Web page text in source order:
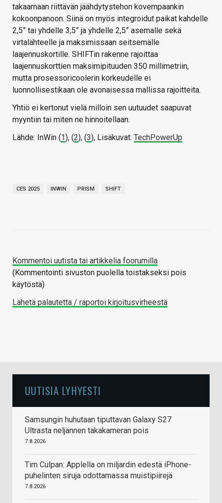
takaamaan riittävän jäähdytystehon kovempaankin
kokoonpanoon. Siinä on myös integroidut paikat kahdelle
2,5” tai yhdelle 3,5” ja yhdelle 2,5” asemalle sekä
virtalähteelle ja maksimissaan seitsemälle
laajennuskortille. SHIFTin rakenne rajoittaa
laajennuskorttien maksimipituuden 350 millimetriin,
mutta prosessoricoolerin korkeudelle ei
luonnollisestikaan ole avonaisessa mallissa rajoitteita.
Yhtiö ei kertonut vielä milloin sen uutuudet saapuvat
myyntiin tai miten ne hinnoitellaan.
Lähde: InWin (1), (2), (3), Lisäkuvat: TechPowerUp
CES 2025 INWIN PRISM SHIFT
Kommentoi uutista tai artikkelia foorumilla
(Kommentointi sivuston puolella toistakseksi pois
käytöstä)
Lähetä palautetta / raportoi kirjoitusvirheestä
UUTISIA LYHYESTI
Samsungin huhutaan tiputtavan Galaxy S27
Ultrasta neljännen takakameran pois
7.8.2026
Tim Culpan: Applella on miljardin edestä iPhone-
puhelinten siruja odottamassa muistipiirejä
7.8.2026